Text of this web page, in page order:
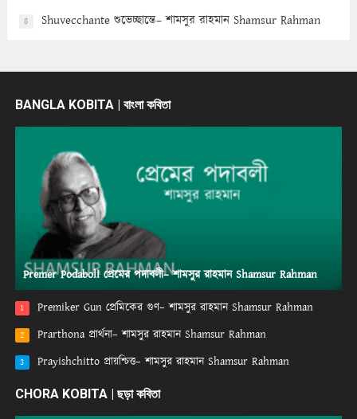
8 Shuvecchante শুভেচ্ছান্তে– শামসুর রাহমান Shamsur Rahman
BANGLA KOBITA | বাংলা কবিতা
Premer Podaboli প্রেমের পদাবলী– শামসুর রাহমান Shamsur Rahman
1 Premiker Gun প্রেমিকের গুণ– শামসুর রাহমান Shamsur Rahman
2 Prarthona প্রার্থনা– শামসুর রাহমান Shamsur Rahman
3 Prayishchitto প্রায়শ্চিত্ত– শামসুর রাহমান Shamsur Rahman
CHORA KOBITA | ছড়া কবিতা